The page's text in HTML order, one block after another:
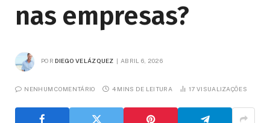
nas empresas?
POR DIEGO VELÁZQUEZ ABRIL 6, 2026
NENHUM COMENTÁRIO 4 MINS DE LEITURA 17VISUALIZAÇÕES